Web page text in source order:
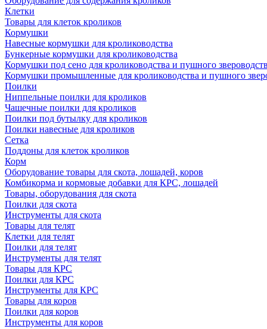
Клетки
Товары для клеток кроликов
Кормушки
Навесные кормушки для кролиководства
Бункерные кормушки для кролиководства
Кормушки под сено для кролиководства и пушного
Кормушки промышленные для кролиководства и пушного
Поилки
Ниппельные поилки для кроликов
Чашечные поилки для кроликов
Поилки под бутылку для кроликов
Поилки навесные для кроликов
Сетка
Поддоны для клеток кроликов
Корм
Оборудование товары для скота, лошадей, коров
Комбикорма и кормовые добавки для КРС, лошадей
Товары, оборудования для скота
Поилки для скота
Инструменты для скота
Товары для телят
Клетки для телят
Поилки для телят
Инструменты для телят
Товары для КРС
Поилки для КРС
Инструменты для КРС
Товары для коров
Поилки для коров
Инструменты для коров